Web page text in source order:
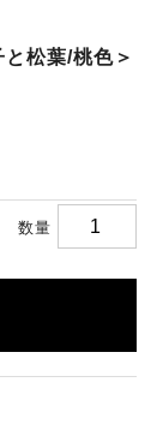
松葉/桃色＞
数量